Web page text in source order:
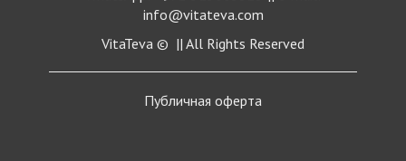
info@vitateva.com
VitaTeva © || All Rights Reserved
Публичная оферта